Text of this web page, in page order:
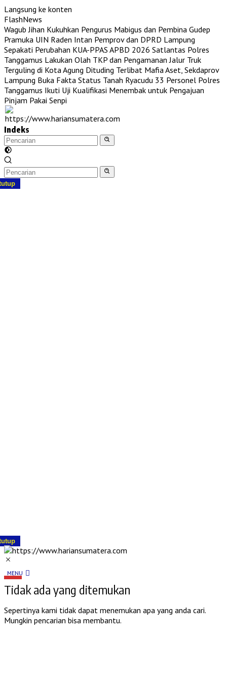
Langsung ke konten
FlashNews
Wagub Jihan Kukuhkan Pengurus Mabigus dan Pembina Gudep
Pramuka UIN Raden Intan Pemprov dan DPRD Lampung
Sepakati Perubahan KUA-PPAS APBD 2026 Satlantas Polres
Tanggamus Lakukan Olah TKP dan Pengamanan Jalur Truk
Terguling di Kota Agung Dituding Terlibat Mafia Aset, Sekdaprov
Lampung Buka Fakta Status Tanah Ryacudu 33 Personel Polres
Tanggamus Ikuti Uji Kualifikasi Menembak untuk Pengajuan
Pinjam Pakai Senpi
Indeks
MENU
Tidak ada yang ditemukan
Sepertinya kami tidak dapat menemukan apa yang anda cari.
Mungkin pencarian bisa membantu.